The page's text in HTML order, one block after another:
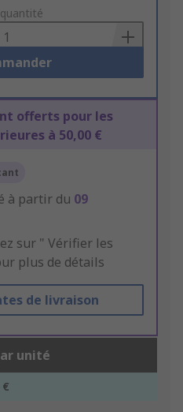
offerts pour les
à 50,00 €
à partir du 09
sur " Vérifier les
plus de détails
de livraison
unité
€